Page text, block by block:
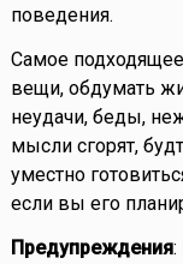
поведения.
Самое
вещи, обдумать
неудачи, беды,
мысли сгорят,
уместно
если вы его
Предупреждения: